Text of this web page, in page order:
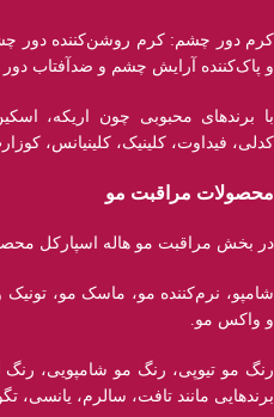
کرم دور چشم: کرم روشن‌کننده دور
و پاک‌کننده آرایش چشم و ضدآفتاب
با برند‌های محبوبی چون اریکه،
کدلی، فیداوت، کلینیک، کلینیانس،
محصولات مراقبت مو
در بخش مراقبت مو هاله اسپارکل
شامپو، نرم‌کننده مو، ماسک مو،
و واکس مو.
رنگ مو تیوپی، رنگ مو شامپویی، رنگ
برند‌هایی مانند تافت، سالرم، یانسی،